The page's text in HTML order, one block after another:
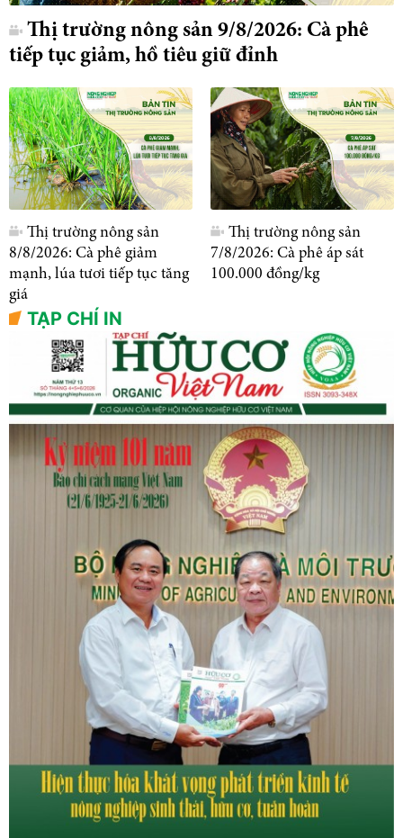
Thị trường nông sản 9/8/2026: Cà phê
tiếp tục giảm, hồ tiêu giữ đỉnh
Thị trường nông sản
8/8/2026: Cà phê giảm
mạnh, lúa tươi tiếp tục tăng
giá
Thị trường nông sản
7/8/2026: Cà phê áp sát
100.000 đồng/kg
TẠP CHÍ IN